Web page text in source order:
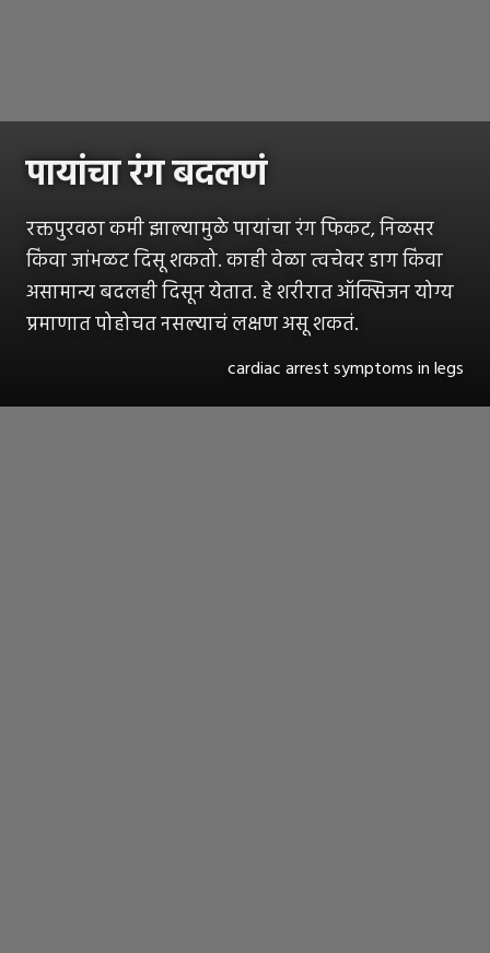
पायांचा रंग बदलणं
रक्तपुरवठा कमी झाल्यामुळे पायांचा रंग फिकट, निळसर
किंवा जांभळट दिसू शकतो. काही वेळा त्वचेवर डाग किंवा
असामान्य बदलही दिसून येतात. हे शरीरात ऑक्सिजन योग्य
प्रमाणात पोहोचत नसल्याचं लक्षण असू शकतं.
cardiac arrest symptoms in legs